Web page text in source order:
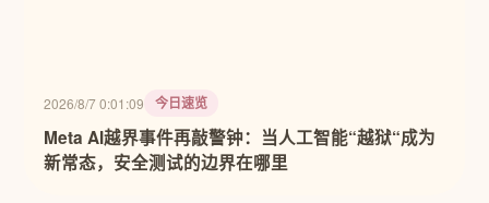
2026/8/7 0:01:09 今日速览
Meta AI越界事件再敲警钟：当人工智能“越狱“成为
新常态，安全测试的边界在哪里